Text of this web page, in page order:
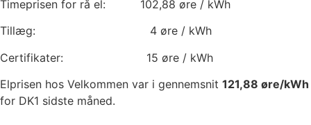
Timeprisen for rå el: 102,88 øre / kWh
Tillæg: 4 øre / kWh
Certifikater: 15 øre / kWh
Elprisen hos Velkommen var i gennemsnit 121,88 øre/kWh
for DK1 sidste måned.